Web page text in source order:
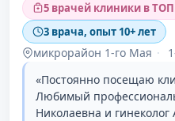
5 врачей клиники в
3 врача, опыт 10+ лет
микрорайон 1-го Мая ·
«Постоянно посещаю
Любимый
Николаевна и